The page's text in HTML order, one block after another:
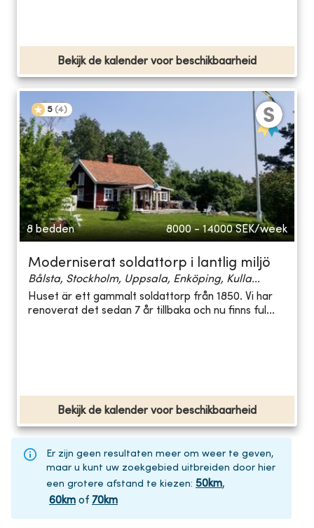
Bekijk de kalender voor beschikbaarheid
5 (4)
8 bedden 8000 - 14000 SEK/week
Moderniserat soldattorp i lantlig miljö
Bålsta, Stockholm, Uppsala, Enköping, Kulla...
Huset är ett gammalt soldattorp från 1850. Vi har
renoverat det sedan 7 år tillbaka och nu finns ful...
Bekijk de kalender voor beschikbaarheid
Er zijn geen resultaten meer om weer te geven,
maar u kunt uw zoekgebied uitbreiden door hier
een grotere afstand te kiezen: 50km,
60km of 70km